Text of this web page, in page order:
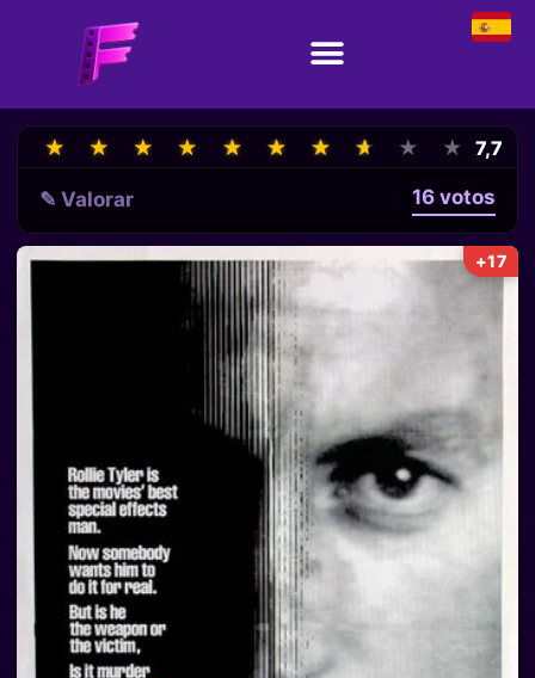
★
★ ★
★ ★
★ ★
★ ★
★ ★
★ ★
★ ★
★ ★
★ ★
★ 7,7
✎ Valorar 16 votos
+17